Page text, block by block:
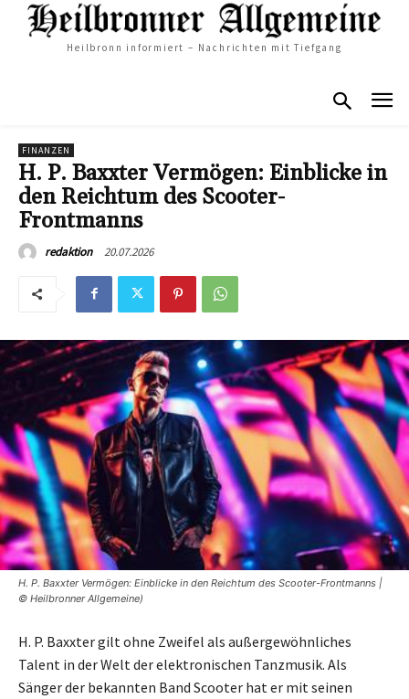
Heilbronn informiert – Nachrichten mit Tiefgang
FINANZEN
H. P. Baxxter Vermögen: Einblicke in
den Reichtum des Scooter-
Frontmanns
redaktion 20.07.2026
H. P. Baxxter Vermögen: Einblicke in den Reichtum des Scooter-Frontmanns |
© Heilbronner Allgemeine)
H. P. Baxxter gilt ohne Zweifel als außergewöhnliches
Talent in der Welt der elektronischen Tanzmusik. Als
Sänger der bekannten Band Scooter hat er mit seinen